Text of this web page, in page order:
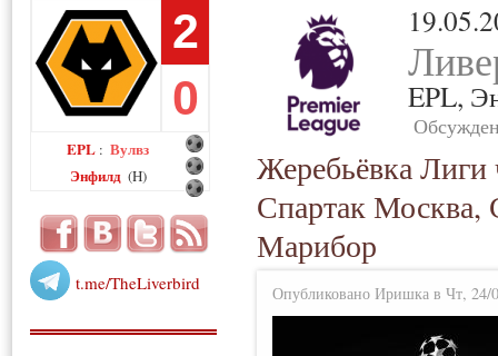
2
0
EPL : Вулвз
Энфилд (H)
t.me/TheLiverbird
EPL,
Жеребьёвка
Спартак Москва,
Марибор
Опубликовано Иришка в Чт, 24/